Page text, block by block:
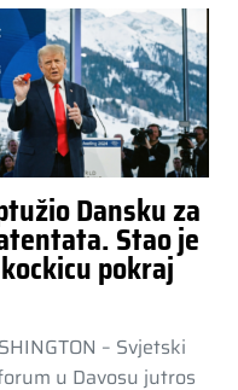
Dansku za
Stao je
pokraj
– Svjetski
u Davosu jutros